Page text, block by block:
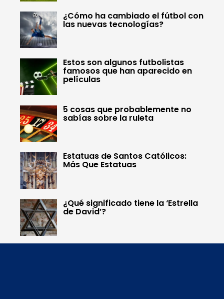
¿Cómo ha cambiado el fútbol con
las nuevas tecnologías?
Estos son algunos futbolistas
famosos que han aparecido en
películas
5 cosas que probablemente no
sabías sobre la ruleta
Estatuas de Santos Católicos:
Más Que Estatuas
¿Qué significado tiene la ‘Estrella
de David’?